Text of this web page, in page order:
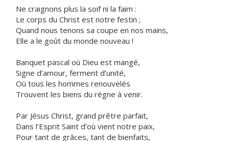
Ne craignons plus la soif ni la faim :
Le corps du Christ est notre festin ;
Quand nous tenons sa coupe en nos mains,
Elle a le goût du monde nouveau !
Banquet pascal où Dieu est mangé,
Signe d’amour, ferment d’unité,
Où tous les hommes renouvelés
Trouvent les biens du règne à venir.
Par Jésus Christ, grand prêtre parfait,
Dans l’Esprit Saint d’où vient notre paix,
Pour tant de grâces, tant de bienfaits,